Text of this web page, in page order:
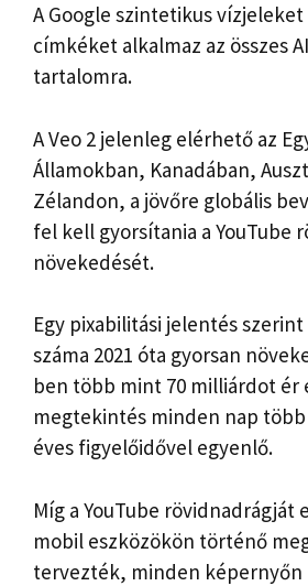
A Google szintetikus vízjeleket
címkéket alkalmaz az összes
tartalomra.
A Veo 2 jelenleg elérhető az
Államokban, Kanadában,
Zélandon, a jövőre globális
fel kell gyorsítania a YouTube
növekedését.
Egy pixabilitási jelentés
száma 2021 óta gyorsan
ben több mint 70 milliárdot ér
megtekintés minden nap több
éves figyelőidővel egyenlő.
Míg a YouTube rövidnadrágját
mobil eszközökön történő
tervezték, minden képernyőn